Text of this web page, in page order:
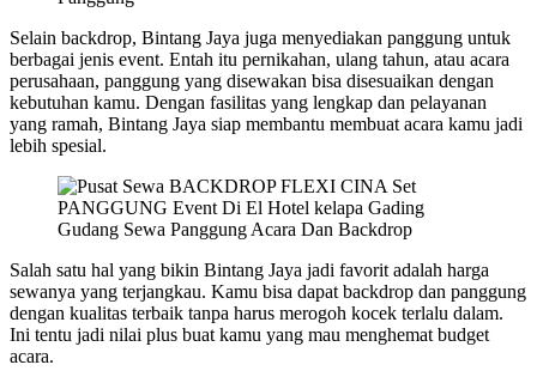
Selain backdrop, Bintang Jaya juga menyediakan panggung untuk
berbagai jenis event. Entah itu pernikahan, ulang tahun, atau acara
perusahaan, panggung yang disewakan bisa disesuaikan dengan
kebutuhan kamu. Dengan fasilitas yang lengkap dan pelayanan
yang ramah, Bintang Jaya siap membantu membuat acara kamu jadi
lebih spesial.
Gudang Sewa Panggung Acara Dan Backdrop
Salah satu hal yang bikin Bintang Jaya jadi favorit adalah harga
sewanya yang terjangkau. Kamu bisa dapat backdrop dan panggung
dengan kualitas terbaik tanpa harus merogoh kocek terlalu dalam.
Ini tentu jadi nilai plus buat kamu yang mau menghemat budget
acara.